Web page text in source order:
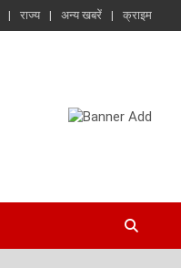
राज्य अन्य खबरें क्राइम